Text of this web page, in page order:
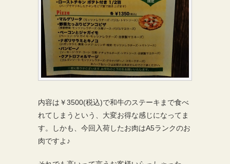
内容は￥3500(税込)で和牛のステーキまで食べ
れてしまうという、大変お得な感じになってま
す。しかも、今回入荷したお肉はA5ランクのお
肉ですよ♪